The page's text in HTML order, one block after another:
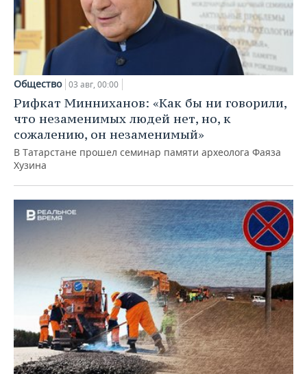
Общество 03 авг, 00:00
Рифкат Минниханов: «Как бы ни говорили,
что незаменимых людей нет, но, к
сожалению, он незаменимый»
В Татарстане прошел семинар памяти археолога Фаяза
Хузина